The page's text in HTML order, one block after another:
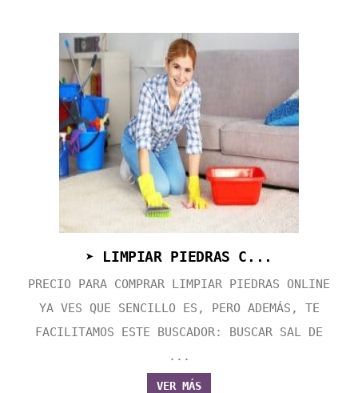
➤ LIMPIAR PIEDRAS C...
PRECIO PARA COMPRAR LIMPIAR PIEDRAS ONLINE
YA VES QUE SENCILLO ES, PERO ADEMÁS, TE
FACILITAMOS ESTE BUSCADOR: BUSCAR SAL DE
...
VER MÁS